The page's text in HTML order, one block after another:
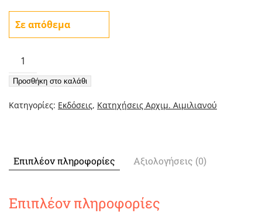
Σε απόθεμα
Ζωή
Εν
Πνεύματι
ποσότητα
Προσθήκη στο καλάθι
Κατηγορίες: Εκδόσεις, Κατηχήσεις Αρχιμ. Αιμιλιανού
Επιπλέον πληροφορίες Αξιολογήσεις (0)
Επιπλέον πληροφορίες